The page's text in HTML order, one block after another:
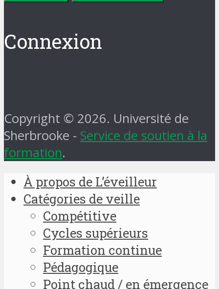
Connexion
Copyright © 2026. Université de
Sherbrooke - Service de soutien à la
formation.
À propos de L’éveilleur
Catégories de veille
Compétitive
Cycles supérieurs
Formation continue
Pédagogique
Point chaud / en émergence